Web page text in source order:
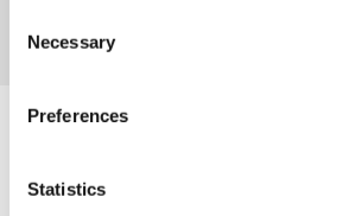
By clicking 'Allow all cookies', you
all cookies. If you'd like to customize
'Allow selection.'
To learn more about our cookies,
You can withdraw or modify your
Selection
Necessary
Preferences
Statistics
-Maximaalinen toiminta
Muut katsoivat